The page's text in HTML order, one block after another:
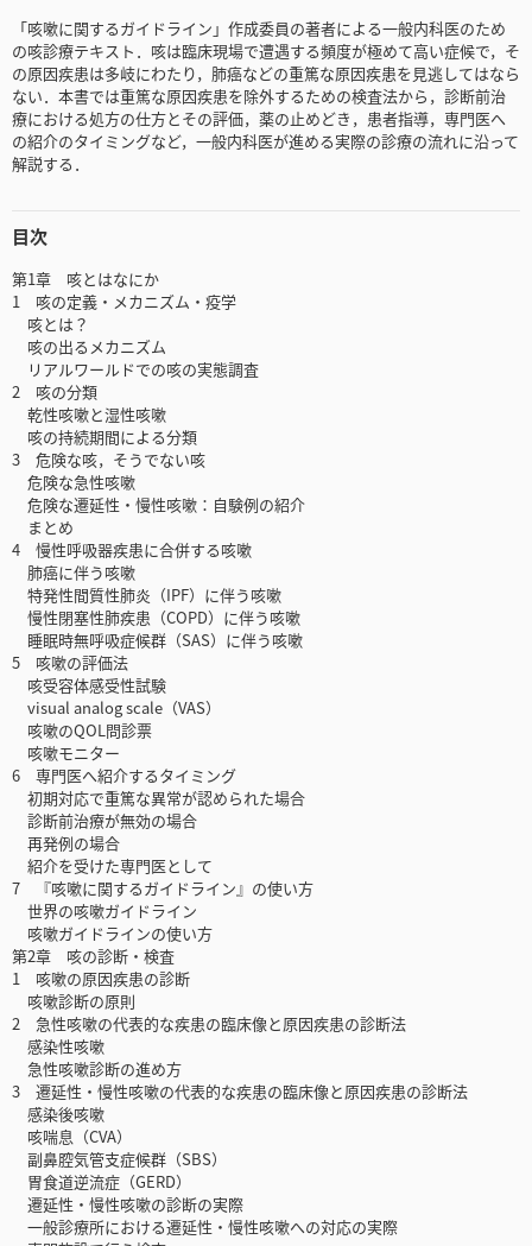
「咳嗽に関するガイドライン」作成委員の著者による一般内科医のため
の咳診療テキスト．咳は臨床現場で遭遇する頻度が極めて高い症候で，そ
の原因疾患は多岐にわたり，肺癌などの重篤な原因疾患を見逃してはなら
ない．本書では重篤な原因疾患を除外するための検査法から，診断前治
療における処方の仕方とその評価，薬の止めどき，患者指導，専門医へ
の紹介のタイミングなど，一般内科医が進める実際の診療の流れに沿って
解説する．
目次
第1章 咳とはなにか
1 咳の定義・メカニズム・疫学
咳とは？
咳の出るメカニズム
リアルワールドでの咳の実態調査
2 咳の分類
乾性咳嗽と湿性咳嗽
咳の持続期間による分類
3 危険な咳，そうでない咳
危険な急性咳嗽
危険な遷延性・慢性咳嗽：自験例の紹介
まとめ
4 慢性呼吸器疾患に合併する咳嗽
肺癌に伴う咳嗽
特発性間質性肺炎（IPF）に伴う咳嗽
慢性閉塞性肺疾患（COPD）に伴う咳嗽
睡眠時無呼吸症候群（SAS）に伴う咳嗽
5 咳嗽の評価法
咳受容体感受性試験
visual analog scale（VAS）
咳嗽のQOL問診票
咳嗽モニター
6 専門医へ紹介するタイミング
初期対応で重篤な異常が認められた場合
診断前治療が無効の場合
再発例の場合
紹介を受けた専門医として
7 『咳嗽に関するガイドライン』の使い方
世界の咳嗽ガイドライン
咳嗽ガイドラインの使い方
第2章 咳の診断・検査
1 咳嗽の原因疾患の診断
咳嗽診断の原則
2 急性咳嗽の代表的な疾患の臨床像と原因疾患の診断法
感染性咳嗽
急性咳嗽診断の進め方
3 遷延性・慢性咳嗽の代表的な疾患の臨床像と原因疾患の診断法
感染後咳嗽
咳喘息（CVA）
副鼻腔気管支症候群（SBS）
胃食道逆流症（GERD）
遷延性・慢性咳嗽の診断の実際
一般診療所における遷延性・慢性咳嗽への対応の実際